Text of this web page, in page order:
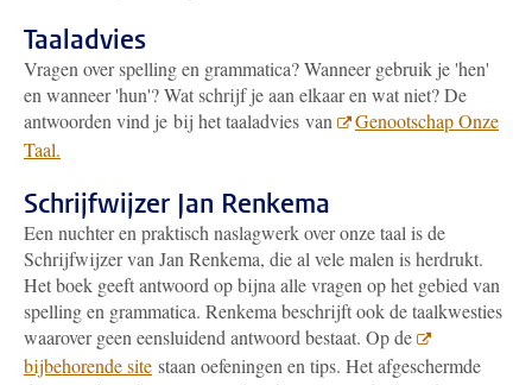
Taaladvies
Vragen over spelling en grammatica? Wanneer gebruik je 'hen'
en wanneer 'hun'? Wat schrijf je aan elkaar en wat niet? De
antwoorden vind je bij het taaladvies van
Genootschap Onze
Taal.
Schrijfwijzer Jan Renkema
Een nuchter en praktisch naslagwerk over onze taal is de
Schrijfwijzer van Jan Renkema, die al vele malen is herdrukt.
Het boek geeft antwoord op bijna alle vragen op het gebied van
spelling en grammatica. Renkema beschrijft ook de taalkwesties
waarover geen eensluidend antwoord bestaat. Op de
bijbehorende site staan oefeningen en tips. Het afgeschermde